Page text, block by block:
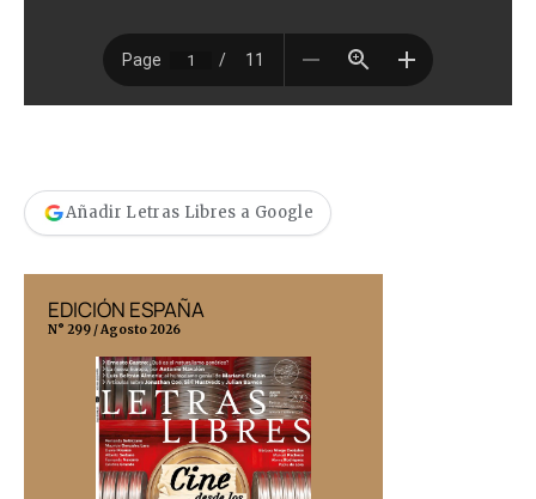
Añadir Letras Libres a Google
EDICIÓN ESPAÑA
N° 299 / Agosto 2026